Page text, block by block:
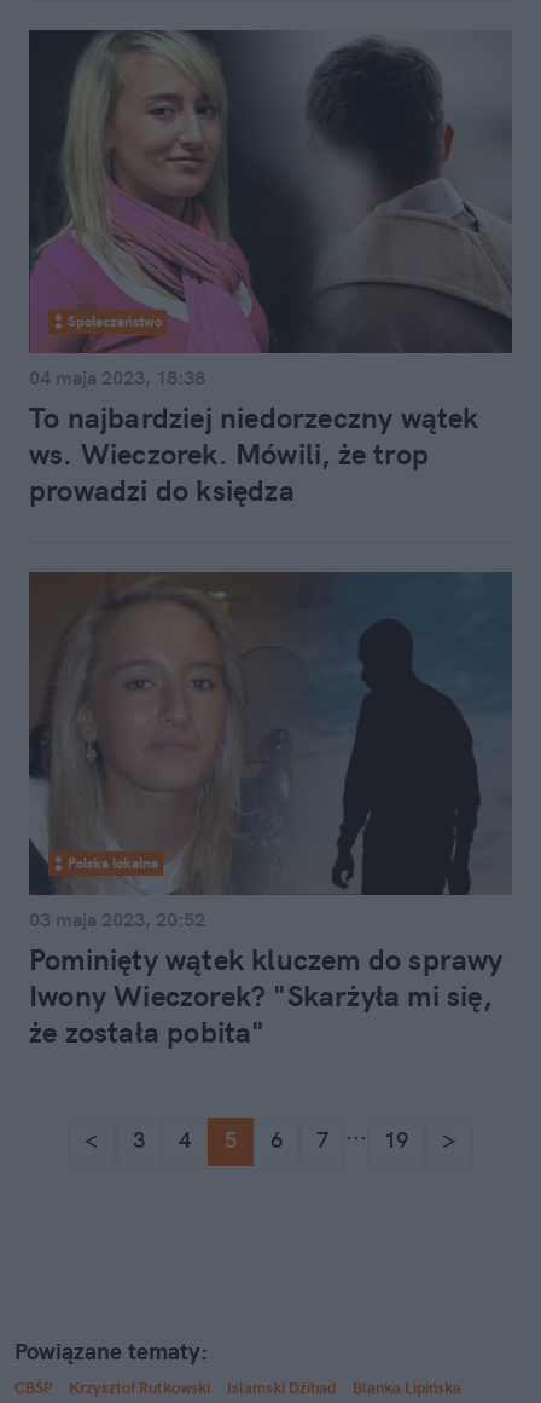
Społeczeństwo
04 maja 2023, 18:38
To najbardziej niedorzeczny wątek
ws. Wieczorek. Mówili, że trop
prowadzi do księdza
Polska lokalna
03 maja 2023, 20:52
Pominięty wątek kluczem do sprawy
Iwony Wieczorek? "Skarżyła mi się,
że została pobita"
< 3 4 5 6 7 ... 19 >
Powiązane tematy:
CBŚP Krzysztof Rutkowski Islamski Dżihad
Blanka Lipińska